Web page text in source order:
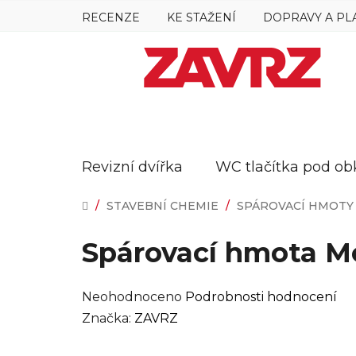
RECENZE KE STAŽENÍ DOPRAVY A
Revizní dvířka WC tlačítka pod
DOMŮ
/ STAVEBNÍ CHEMIE / SPÁROVACÍ HMOTY
Spárovací hmota
Průměrné
hodnocení
Neohodnoceno Podrobnosti hodnocení
Značka: ZAVRZ